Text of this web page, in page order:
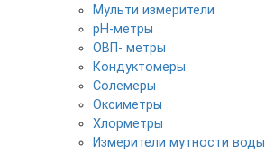
Мульти измерители
pH-метры
ОВП- метры
Кондуктомеры
Солемеры
Оксиметры
Хлорметры
Измерители мутности воды